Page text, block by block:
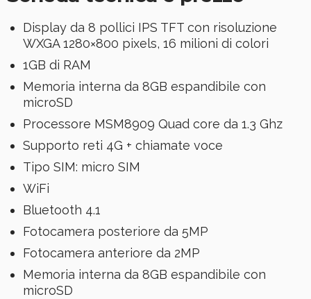
Display da 8 pollici IPS TFT con risoluzione
WXGA 1280×800 pixels, 16 milioni di colori
1GB di RAM
Memoria interna da 8GB espandibile con
microSD
Processore MSM8909 Quad core da 1.3 Ghz
Supporto reti 4G + chiamate voce
Tipo SIM: micro SIM
WiFi
Bluetooth 4.1
Fotocamera posteriore da 5MP
Fotocamera anteriore da 2MP
Memoria interna da 8GB espandibile con
microSD